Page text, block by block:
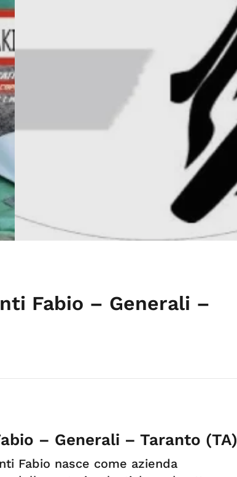
Fabio – Generali –
– Generali – Taranto (TA)
Fabio nasce come azienda